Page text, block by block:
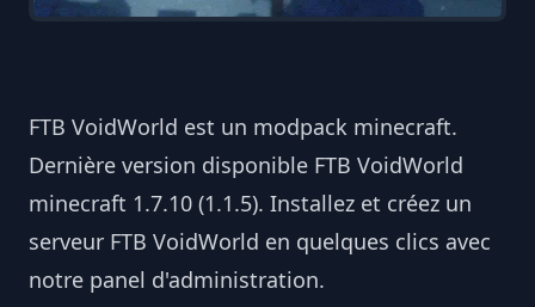
FTB VoidWorld est un modpack minecraft.
Dernière version disponible FTB VoidWorld
minecraft 1.7.10 (1.1.5). Installez et créez un
serveur FTB VoidWorld en quelques clics avec
notre panel d'administration.